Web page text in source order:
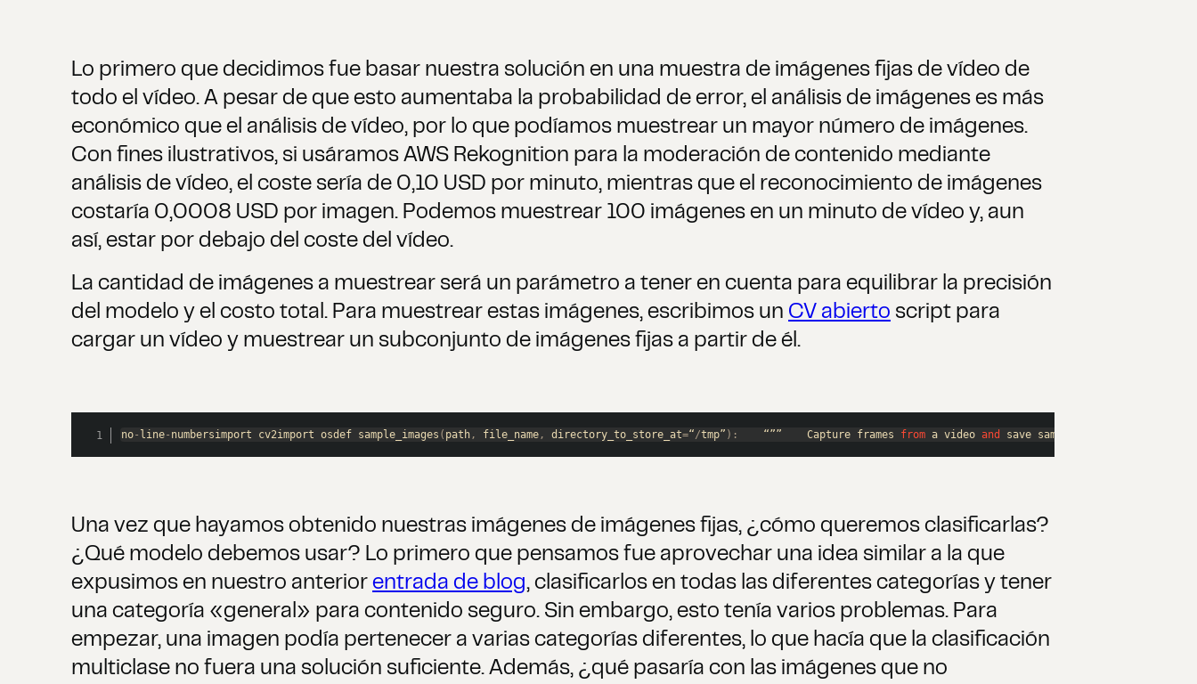
Lo primero que decidimos fue basar nuestra solución en una muestra de imágenes fijas de vídeo de
todo el vídeo. A pesar de que esto aumentaba la probabilidad de error, el análisis de imágenes es más
económico que el análisis de vídeo, por lo que podíamos muestrear un mayor número de imágenes.
Con fines ilustrativos, si usáramos AWS Rekognition para la moderación de contenido mediante
análisis de vídeo, el coste sería de 0,10 USD por minuto, mientras que el reconocimiento de imágenes
costaría 0,0008 USD por imagen. Podemos muestrear 100 imágenes en un minuto de vídeo y, aun
así, estar por debajo del coste del vídeo.
La cantidad de imágenes a muestrear será un parámetro a tener en cuenta para equilibrar la precisión
del modelo y el costo total. Para muestrear estas imágenes, escribimos un CV abierto script para
cargar un vídeo y muestrear un subconjunto de imágenes fijas a partir de él.
no- line- numbersimport cv2import osdef sample_images ( path, file_name, directory_to_store_at=“/tmp” ) :
    “””    Capture frames
from a video and save sampled images at
Una vez que hayamos obtenido nuestras imágenes de imágenes fijas, ¿cómo queremos clasificarlas?
¿Qué modelo debemos usar? Lo primero que pensamos fue aprovechar una idea similar a la que
expusimos en nuestro anterior entrada de blog, clasificarlos en todas las diferentes categorías y tener
una categoría «general» para contenido seguro. Sin embargo, esto tenía varios problemas. Para
empezar, una imagen podía pertenecer a varias categorías diferentes, lo que hacía que la clasificación
multiclase no fuera una solución suficiente. Además, ¿qué pasaría con las imágenes que no